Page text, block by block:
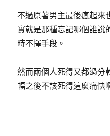
不過原著男主最後瘋起來
實就是那種忘記哪個誰說
時不擇手段。
然而兩個人死得又都過分
幅之後不該死得這麼痛